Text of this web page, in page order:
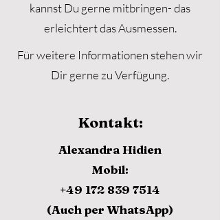
kannst Du gerne mitbringen- das
erleichtert das Ausmessen.
Für weitere Informationen stehen wir
Dir gerne zu Verfügung.
Kontakt:
Alexandra Hidien
Mobil:
+49 172 839 7514
(Auch per WhatsApp)